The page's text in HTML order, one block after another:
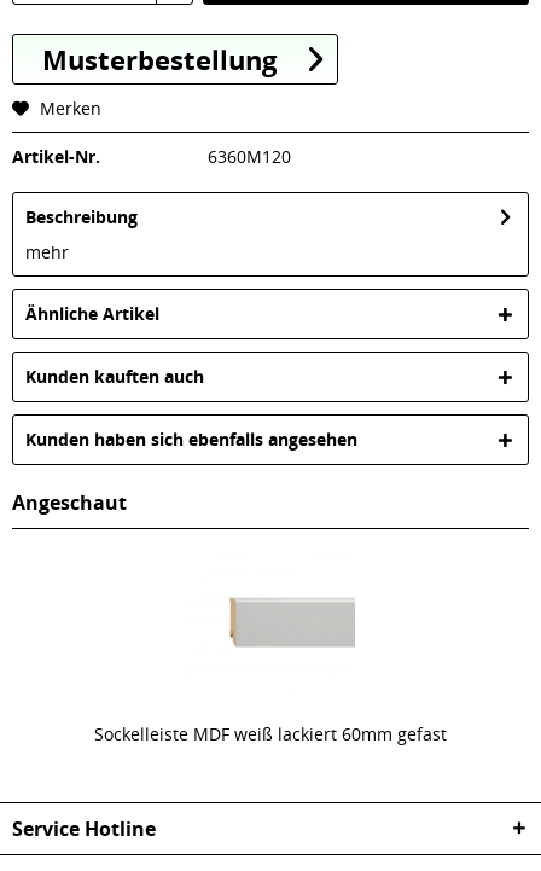
Musterbestellung
Merken
Artikel-Nr. 6360M120
Beschreibung
mehr
Ähnliche Artikel
Kunden kauften auch
Kunden haben sich ebenfalls angesehen
Angeschaut
Sockelleiste MDF weiß lackiert 60mm gefast
Service Hotline